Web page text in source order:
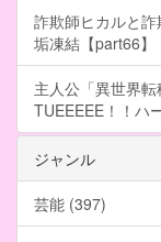
詐欺師ヒカルと
垢凍結【part66】
主人公「異世界
TUEEEEE！！ハ
ジャンル
芸能 (397)